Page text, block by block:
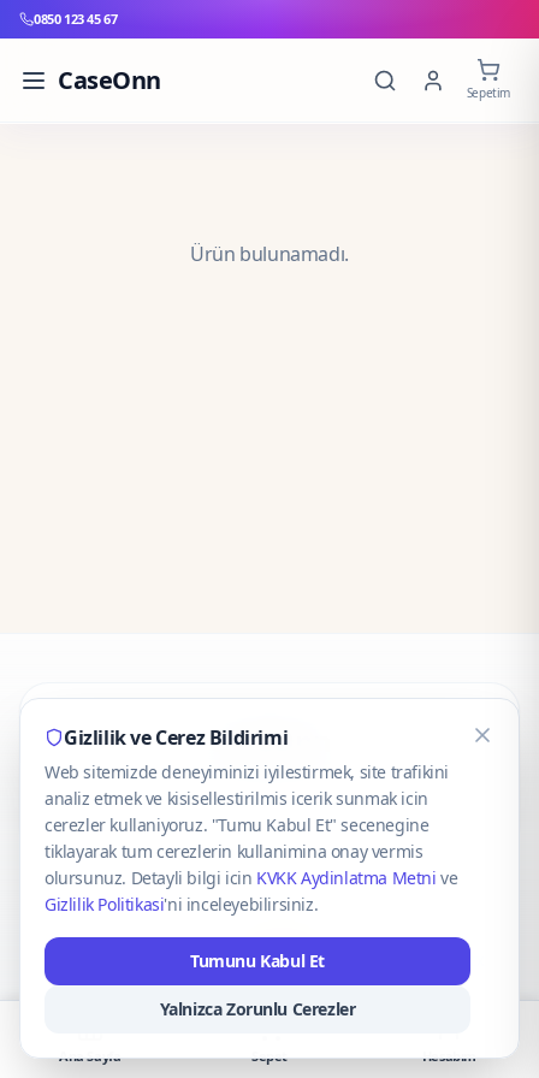
0850 123 45 67
CaseOnn Sepetim
Ürün bulunamadı.
CaseOnn
© 2025 CaseOnn. Tüm hakları saklıdır.
VISA Mastercard
Gizlilik ve Cerez Bildirimi
Web sitemizde deneyiminizi iyilestirmek, site trafikini
analiz etmek ve kisisellestirilmis icerik sunmak icin
cerezler kullaniyoruz. "Tumu Kabul Et" secenegine
tiklayarak tum cerezlerin kullanimina onay vermis
olursunuz. Detayli bilgi icin KVKK Aydinlatma Metni ve
Gizlilik Politikasi'ni inceleyebilirsiniz.
Tumunu Kabul Et
Yalnizca Zorunlu Cerezler
Ana Sayfa Sepet Hesabım